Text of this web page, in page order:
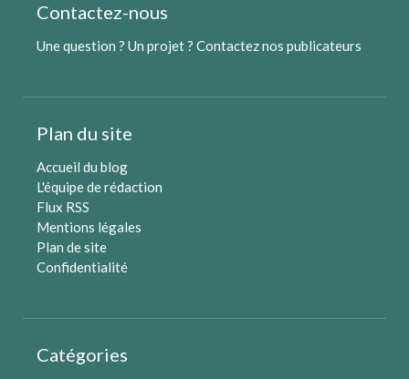
Contactez-nous
Une question ? Un projet ? Contactez nos publicateurs
Plan du site
Accueil du blog
L'équipe de rédaction
Flux RSS
Mentions légales
Plan de site
Confidentialité
Catégories